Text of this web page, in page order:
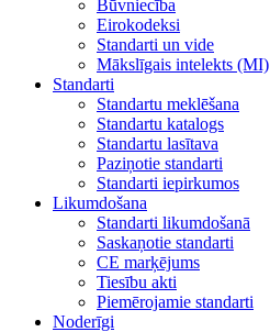
Būvniecība
Eirokodeksi
Standarti un vide
Mākslīgais intelekts (MI)
Standarti
Standartu meklēšana
Standartu katalogs
Standartu lasītava
Paziņotie standarti
Standarti iepirkumos
Likumdošana
Standarti likumdošanā
Saskaņotie standarti
CE marķējums
Tiesību akti
Piemērojamie standarti
Noderīgi